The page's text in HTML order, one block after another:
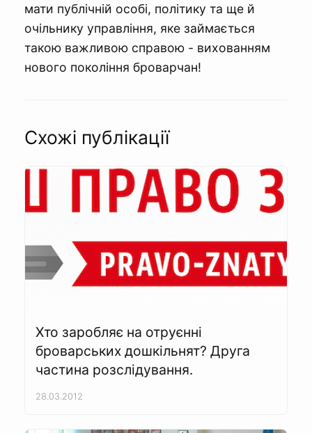
мати публічній особі, політику та ще й
очільнику управління, яке займається
такою важливою справою - вихованням
нового покоління броварчан!
Схожі публікації
Хто заробляє на отруєнні
броварських дошкільнят? Друга
частина розслідування.
28.03.2012